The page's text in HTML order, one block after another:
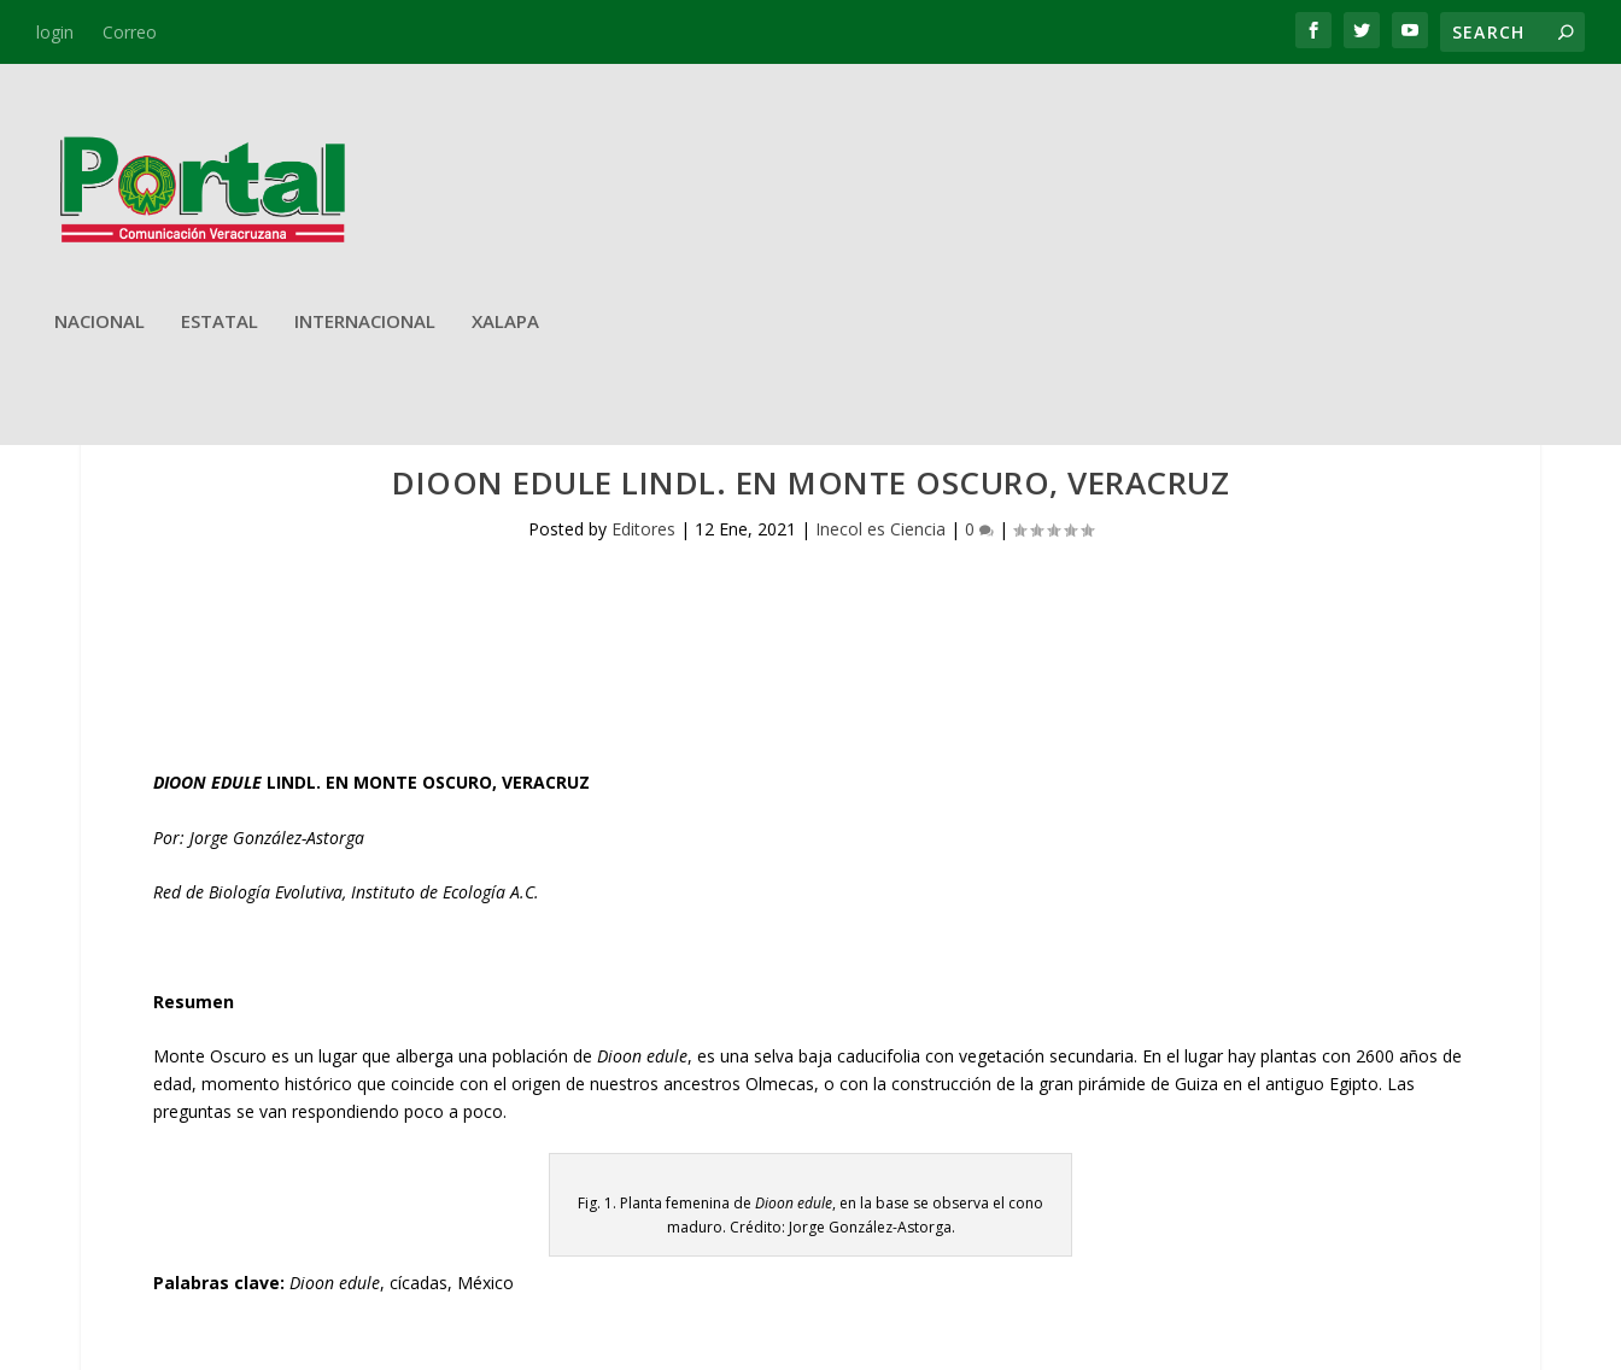
login Correo
NACIONAL ESTATAL INTERNACIONAL XALAPA
DIOON EDULE LINDL. EN MONTE OSCURO, VERACRUZ
Posted by Editores | 12 Ene, 2021 | Inecol es Ciencia | 0 |
DIOON EDULE LINDL. EN MONTE OSCURO, VERACRUZ
Por: Jorge González-Astorga
Red de Biología Evolutiva, Instituto de Ecología A.C.
Resumen
Monte Oscuro es un lugar que alberga una población deDioon edule, es una selva baja caducifolia con vegetación secundaria. En el lugar hay plantas con 2600 años de
edad, momento histórico que coincide con el origen de nuestros ancestros Olmecas, o con la construcción de la gran pirámide de Guiza en el antiguo Egipto. Las
preguntas se van respondiendo poco a poco.
Fig. 1. Planta femenina de Dioon edule, en la base se observa el cono
maduro. Crédito: Jorge González-Astorga.
Palabras clave: Dioon edule, cícadas, México